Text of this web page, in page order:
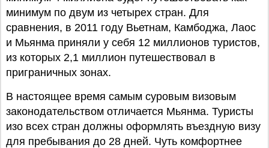
минимум по двум из четырех стран. Для
сравнения, в 2011 году Вьетнам, Камбоджа, Лаос
и Мьянма приняли у себя 12 миллионов туристов,
из которых 2,1 миллион путешествовал в
приграничных зонах.
В настоящее время самым суровым визовым
законодательством отличается Мьянма. Туристы
изо всех стран должны оформлять въездную визу
для пребывания до 28 дней. Чуть комфортнее